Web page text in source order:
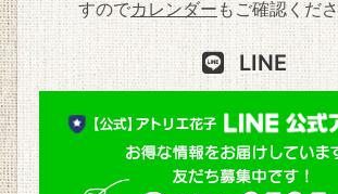
すのでカレンダー もご確認くだ
LINE